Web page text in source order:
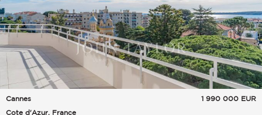
Cannes
Cote d'Azur, France
1 990 000 EUR